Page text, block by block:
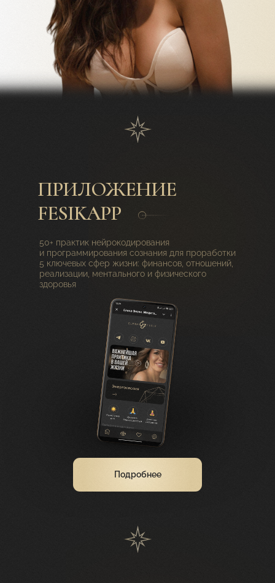
ПРИЛОЖЕНИЕ
FESIKAPP
50+ практик нейрокодирования
и программирования сознания для проработки
5 ключевых сфер жизни: финансов, отношений,
реализации, ментального и физического
здоровья
Подробнее